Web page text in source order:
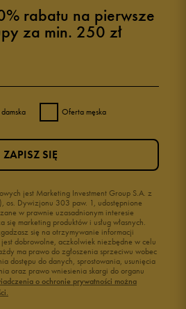
rabatu na pierwsze
za min. 250 zł
Oferta męska
jest Marketing Investment Group S.A. z
os. Dywizjonu 303 paw. 1, udostępnione
w prawnie uzasadnionym interesie
marketing produktów i usług własnych.
się na otrzymywanie informacji
dobrowolne, aczkolwiek niezbędne w celu
ma prawo do zgłoszenia sprzeciwu wobec
dostępu do danych, sprostowania, usunięcia
oraz prawo wniesienia skargi do organu
o ochronie prywatności można
ZAPISZ SIĘ